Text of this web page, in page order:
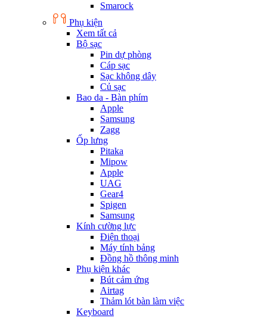
Smarock
Phụ kiện
Xem tất cả
Bộ sạc
Pin dự phòng
Cáp sạc
Sạc không dây
Củ sạc
Bao da - Bàn phím
Apple
Samsung
Zagg
Ốp lưng
Pitaka
Mipow
Apple
UAG
Gear4
Spigen
Samsung
Kính cường lực
Điện thoại
Máy tính bảng
Đồng hồ thông minh
Phụ kiện khác
Bút cảm ứng
Airtag
Thảm lót bàn làm việc
Keyboard